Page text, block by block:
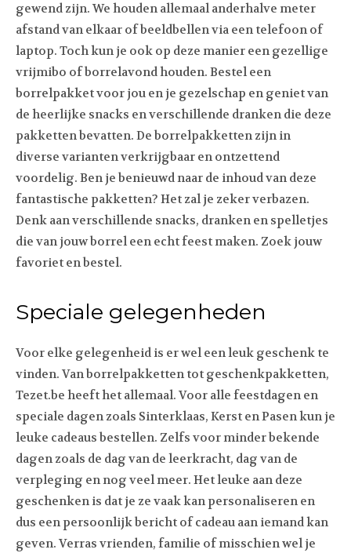
gewend zijn. We houden allemaal anderhalve meter
afstand van elkaar of beeldbellen via een telefoon of
laptop. Toch kun je ook op deze manier een gezellige
vrijmibo of borrelavond houden. Bestel een
borrelpakket voor jou en je gezelschap en geniet van
de heerlijke snacks en verschillende dranken die deze
pakketten bevatten. De borrelpakketten zijn in
diverse varianten verkrijgbaar en ontzettend
voordelig. Ben je benieuwd naar de inhoud van deze
fantastische pakketten? Het zal je zeker verbazen.
Denk aan verschillende snacks, dranken en spelletjes
die van jouw borrel een echt feest maken. Zoek jouw
favoriet en bestel.
Speciale gelegenheden
Voor elke gelegenheid is er wel een leuk geschenk te
vinden. Van borrelpakketten tot geschenkpakketten,
Tezet.be heeft het allemaal. Voor alle feestdagen en
speciale dagen zoals Sinterklaas, Kerst en Pasen kun je
leuke cadeaus bestellen. Zelfs voor minder bekende
dagen zoals de dag van de leerkracht, dag van de
verpleging en nog veel meer. Het leuke aan deze
geschenken is dat je ze vaak kan personaliseren en
dus een persoonlijk bericht of cadeau aan iemand kan
geven. Verras vrienden, familie of misschien wel je